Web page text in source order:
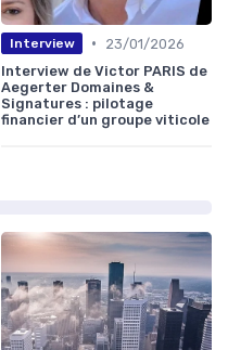
Interview •
23/01/2026
Interview de Victor PARIS de
Aegerter Domaines &
Signatures : pilotage
financier d’un groupe viticole